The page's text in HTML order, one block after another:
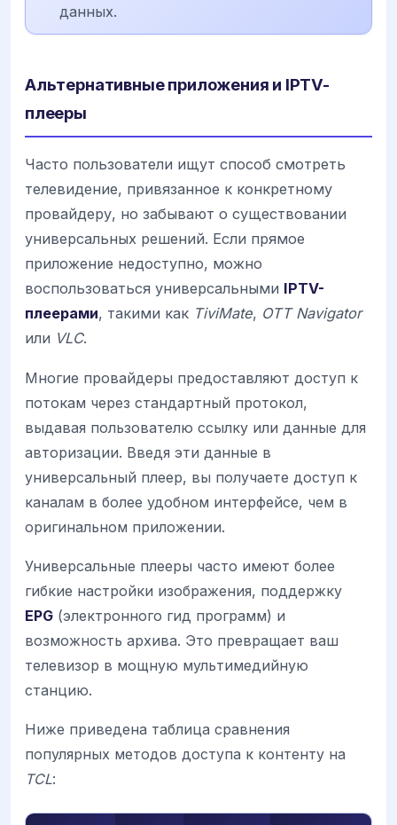
данных.
Альтернативные приложения и IPTV-
плееры
Часто пользователи ищут способ смотреть
телевидение, привязанное к конкретному
провайдеру, но забывают о существовании
универсальных решений. Если прямое
приложение недоступно, можно
воспользоваться универсальными IPTV-
плеерами, такими как TiviMate, OTT Navigator
или VLC.
Многие провайдеры предоставляют доступ к
потокам через стандартный протокол,
выдавая пользователю ссылку или данные для
авторизации. Введя эти данные в
универсальный плеер, вы получаете доступ к
каналам в более удобном интерфейсе, чем в
оригинальном приложении.
Универсальные плееры часто имеют более
гибкие настройки изображения, поддержку
EPG (электронного гид программ) и
возможность архива. Это превращает ваш
телевизор в мощную мультимедийную
станцию.
Ниже приведена таблица сравнения
популярных методов доступа к контенту на
TCL: